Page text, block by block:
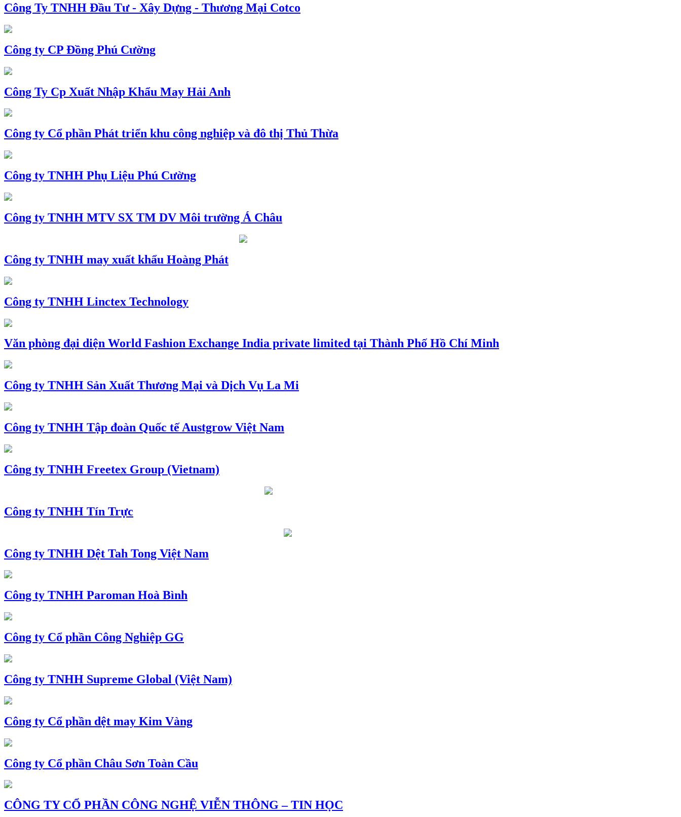
Công Ty TNHH Đầu Tư - Xây Dựng - Thương Mại Cotco
Công ty CP Đồng Phú Cường
Công Ty Cp Xuất Nhập Khẩu May Hải Anh
Công ty Cổ phần Phát triển khu công nghiệp và đô thị Thủ Thừa
Công ty TNHH Phụ Liệu Phú Cường
Công ty TNHH MTV SX TM DV Môi trường Á Châu
Công ty TNHH may xuất khẩu Hoàng Phát
Công ty TNHH Linctex Technology
Văn phòng đại diện World Fashion Exchange India private limited tại Thành Phố Hồ Chí Minh
Công ty TNHH Sản Xuất Thương Mại và Dịch Vụ La Mi
Công ty TNHH Tập đoàn Quốc tế Austgrow Việt Nam
Công ty TNHH Freetex Group (Vietnam)
Công ty TNHH Tín Trực
Công ty TNHH Dệt Tah Tong Việt Nam
Công ty TNHH Paroman Hoà Bình
Công ty Cổ phần Công Nghiệp GG
Công ty TNHH Supreme Global (Việt Nam)
Công ty Cổ phần dệt may Kim Vàng
Công ty Cổ phần Châu Sơn Toàn Cầu
CÔNG TY CỔ PHẦN CÔNG NGHỆ VIỄN THÔNG – TIN HỌC